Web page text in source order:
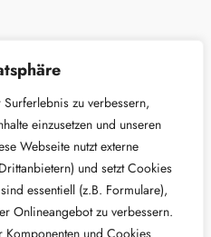
zu verbessern,
einzusetzen und unseren
Webseite nutzt externe
und setzt Cookies
essentiell (z.B. Formulare),
Onlineangebot zu verbessern.
Komponenten und Cookies